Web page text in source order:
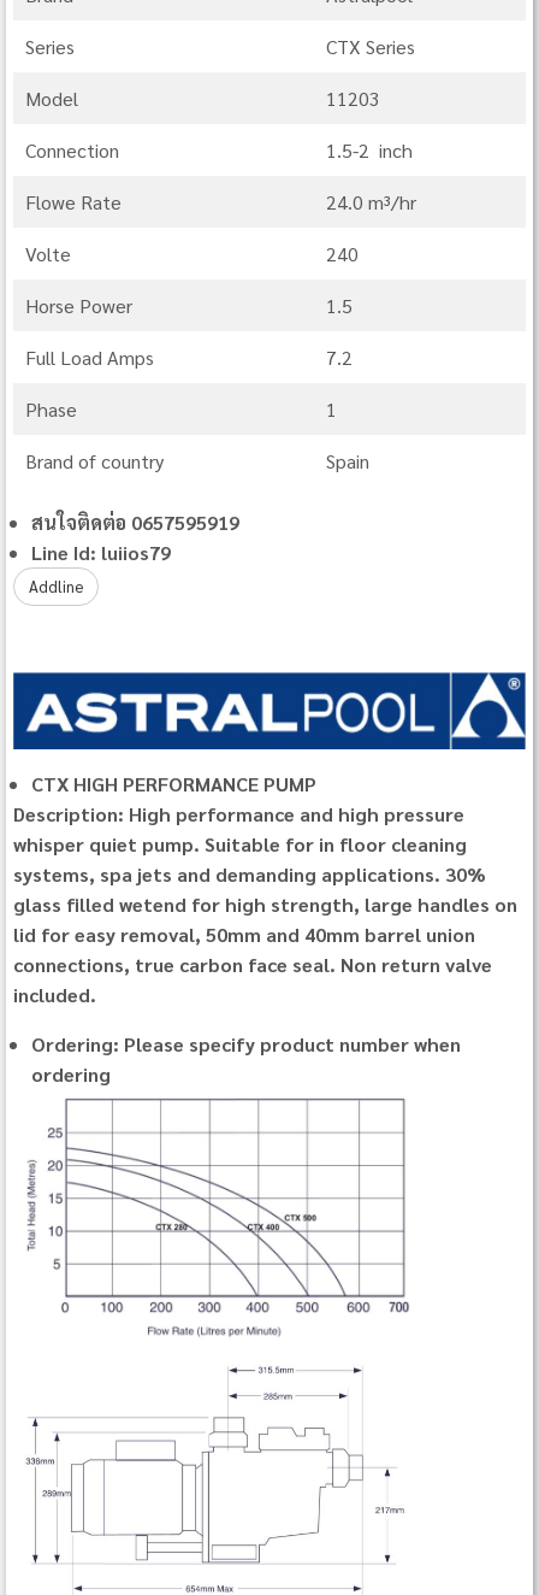
Series CTX Series
Model 11203
Connection 1.5-2 inch
Flowe Rate 24.0 m³/hr
Volte 240
Horse Power 1.5
Full Load Amps 7.2
Phase 1
Brand of country Spain
สนใจติดต่อ 0657595919
Line Id: luiios79
Addline
CTX HIGH PERFORMANCE PUMP
Description: High performance and high pressure
whisper quiet pump. Suitable for in floor cleaning
systems, spa jets and demanding applications. 30%
glass filled wetend for high strength, large handles on
lid for easy removal, 50mm and 40mm barrel union
connections, true carbon face seal. Non return valve
included.
Ordering: Please specify product number when
ordering